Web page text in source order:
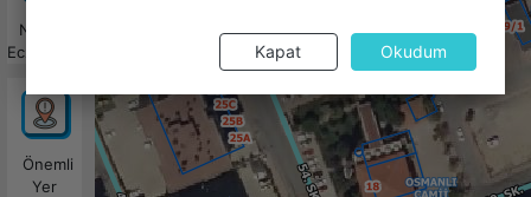
Nöbetçi
Eczaneler
Önemli
Yer
Kapat Okudum